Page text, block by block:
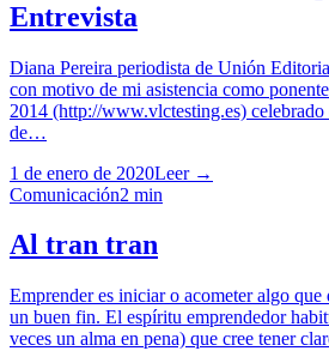
Entrevista
Diana Pereira periodista de Unión
con motivo de mi asistencia como
2014 (http://www.vlctesting.es)
de…
1 de enero de 2020Leer →
Comunicación2 min
Al tran tran
Emprender es iniciar o acometer algo que
un buen fin. El espíritu emprendedor
veces un alma en pena) que cree tener